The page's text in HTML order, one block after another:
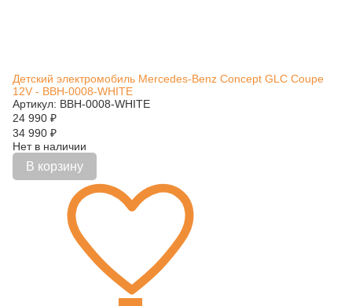
Детский электромобиль Mercedes-Benz Concept GLC Coupe
12V - BBH-0008-WHITE
Артикул: BBH-0008-WHITE
24 990 ₽
34 990 ₽
Нет в наличии
В корзину